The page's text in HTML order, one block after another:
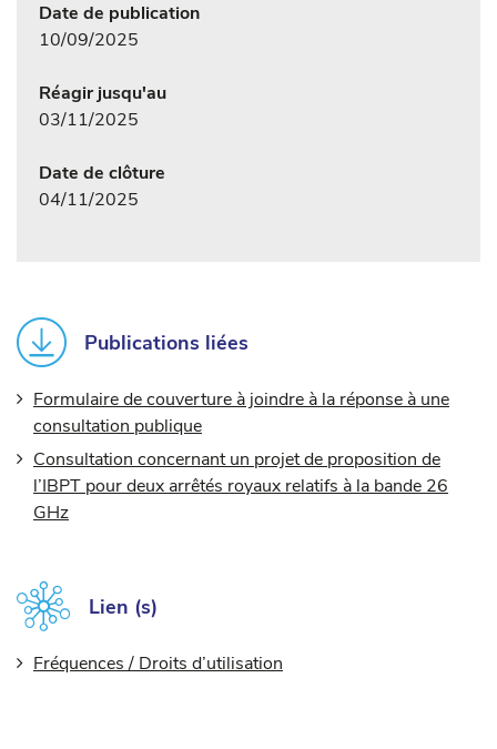
Date de publication
10/09/2025
Réagir jusqu'au
03/11/2025
Date de clôture
04/11/2025
Publications liées
Formulaire de couverture à joindre à la réponse à une
consultation publique
Consultation concernant un projet de proposition de
l’IBPT pour deux arrêtés royaux relatifs à la bande 26
GHz
Lien (s)
Fréquences / Droits d’utilisation